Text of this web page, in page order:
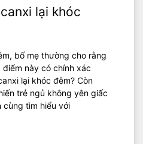
lại khóc
bố mẹ thường cho rằng
này có chính xác
lại khóc đêm? Còn
trẻ ngủ không yên giấc
cùng tìm hiểu với